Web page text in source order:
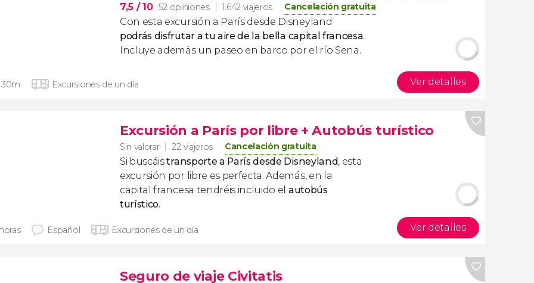
7,5 / 10 52 opiniones 1.642 viajeros Cancelación gratuita
Con esta excursión a París desde Disneyland
podrás disfrutar a tu aire de la bella capital francesa.
Incluye además un paseo en barco por el río Sena.
Excursiones de un día Ver detalles
Excursión a París por libre + Autobús turístico
Sin valorar 22 viajeros Cancelación gratuita
Si buscáistransporte a París desde Disneyland, esta
excursión por libre es perfecta. Además, en la
capital francesa tendréis incluido el autobús
turístico.
Español Excursiones de un día Ver detalles
Seguro de viaje Civitatis